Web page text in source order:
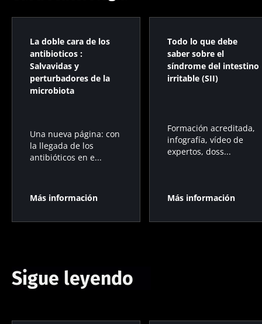
La doble cara de los
antibioticos :
Salvavidas y
perturbadores de la
microbiota
Una nueva página: con
la llegada de los
antibióticos en e...
Más información
Todo lo que debe
saber sobre el
síndrome del intestino
irritable (SII)
Formación acreditada,
infografía, vídeo de
expertos, doss...
Más información
Sigue leyendo